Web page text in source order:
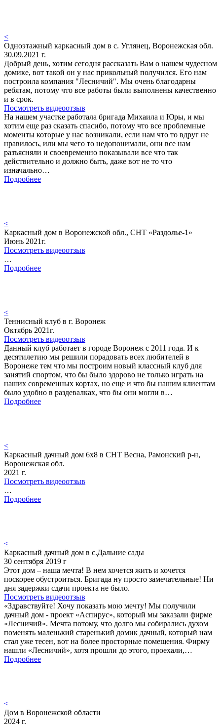
<
Одноэтажный каркасный дом в с. Углянец, Воронежская обл.
30.09.2021 г.
Добрый день, хотим сегодня рассказать Вам о нашем чудесном
домике, вот такой он у нас прикольный получился. Его нам
построила компания "Лесничий". Мы очень благодарны
ребятам, потому что все работы были выполнены качественно
и в срок.
Посмотреть видеоотзыв
На нашем участке работала бригада Михаила и Юры, и мы
хотим еще раз сказать спасибо, потому что все проблемные
моменты которые у нас возникали, если нам что то вдруг не
нравилось, или мы чего то недопонимали, они все нам
разъясняли и своевременно показывали все что так
действительно и должно быть, даже вот не то что
изначально…
Подробнее
<
Каркасный дом в Воронежской обл., СНТ «Раздолье-1»
Июнь 2021г.
Посмотреть видеоотзыв
…
Подробнее
<
Теннисный клуб в г. Воронеж
Октябрь 2021г.
Посмотреть видеоотзыв
Данный клуб работает в городе Воронеж с 2011 года. И к
десятилетию мы решили порадовать всех любителей в
Воронеже тем что мы построим новый классный клуб для
занятий спортом, что бы было здорово не только играть на
наших современных кортах, но еще и что бы нашим клиентам
было удобно в раздевалках, что бы они могли в…
Подробнее
<
Каркасный дачный дом 6х8 в СНТ Весна, Рамонский р-н,
Воронежская обл.
2021 г.
Посмотреть видеоотзыв
…
Подробнее
<
Каркасный дачный дом в с.Дальние сады
30 сентября 2019 г
Этот дом – наша мечта! В нем хочется жить и хочется
поскорее обустроиться. Бригада ну просто замечательные! Ни
дня задержки сдачи проекта не было.
Посмотреть видеоотзыв
«Здравствуйте! Хочу показать мою мечту! Мы получили
дачный дом - проект «Аспирус», который мы заказали фирме
«Лесничий». Мечта потому, что долго мы собирались духом
поменять маленький старенький домик дачный, который нам
стал уже тесен, вот на более просторные помещения. Фирму
нашли «Лесничий», хотя прошли до этого, проехали,…
Подробнее
<
Дом в Воронежской области
2024 г.